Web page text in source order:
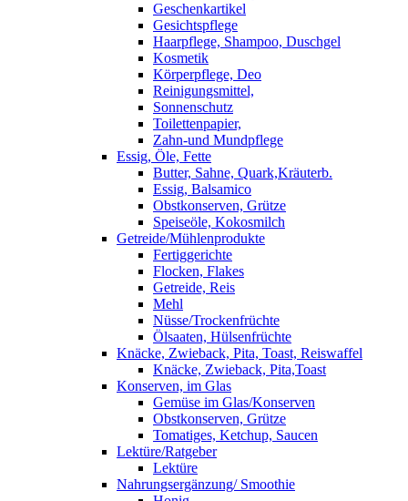
Geschenkartikel
Gesichtspflege
Haarpflege, Shampoo, Duschgel
Kosmetik
Körperpflege, Deo
Reinigungsmittel,
Sonnenschutz
Toilettenpapier,
Zahn-und Mundpflege
Essig, Öle, Fette
Butter, Sahne, Quark,Kräuterb.
Essig, Balsamico
Obstkonserven, Grütze
Speiseöle, Kokosmilch
Getreide/Mühlenprodukte
Fertiggerichte
Flocken, Flakes
Getreide, Reis
Mehl
Nüsse/Trockenfrüchte
Ölsaaten, Hülsenfrüchte
Knäcke, Zwieback, Pita, Toast, Reiswaffel
Knäcke, Zwieback, Pita,Toast
Konserven, im Glas
Gemüse im Glas/Konserven
Obstkonserven, Grütze
Tomatiges, Ketchup, Saucen
Lektüre/Ratgeber
Lektüre
Nahrungsergänzung/ Smoothie